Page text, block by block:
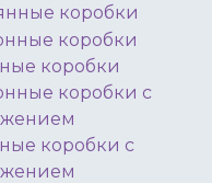
коробки
коробки
коробки с